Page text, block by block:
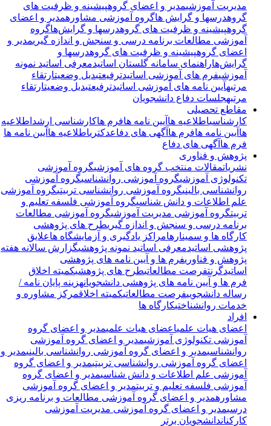
مدیریت آموزشیمدیر و اعضای گروهپیشینه و ظرفیت های
گروهدرسها و گرایش هاگروه آموزشی مشاوره مدیر و اعضای
گروهپیشینه و ظرفیت های گروهدرسها و گرایش‌هاگروه
آموزشی مطالعات برنامه درسی و سنجش و اندازه گیریمدیر و
اعضای گروهپیشینه و ظرفیت های گروهدرسها و
گرایش‌هاراهنمای سامانه گلستان اساتیدمعرفی اساتید نمونه
آموزشیفرم های آموزشی اساتیدترفیعتبدیل وضعیتارتقاء
مرتبهآیین نامه های آموزشی اساتیدترفیعتبدیل وضعیتارتقاء
مرتبهجلسات دفاع دانشجویان
مقاطع تحصیلی
کارشناسیاطلاعیه هاآیین نامه هافرم هاکارشناسی ارشداطلاعیه
هاآیین نامه هافرم هاآگهی های دفاعدکتریاطلاعیه هاآیین نامه ها
فرم هاآگهی های دفاع
پژوهش و فناوری
نشریاتمقالات منتخب گروه های آموزشیگروه آموزشی
تکنولوژی آموزشیگروه آموزشی روانشناسیگروه آموزشی
روانشناسی بالینیگروه آموزشی روانشناسی تربیتیگروه آموزشی
علم اطلاعات و دانش شناسیگروه آموزشی فلسفه تعلیم و
تربیتگروه آموزشی مدیریت آموزشیگروه آموزشی مطالعات
برنامه درسی و سنجش و اندازه گیریطرح های پژوهشی
کارگاه ها و سمینارهامراکز یادگیری و آزمایشگاه هاعلایق
پژوهشی اساتیدمعرفی اساتید نمونه پژوهشیگزارش سالانه هفته
پژوهش و فناوریفرم ها و آیین نامه های پژوهشی
اساتیدگرنت فرصت مطالعاتیطرح های پژوهشیکمیته اخلاق
فرم ها و آیین نامه های پژوهشی دانشجویانهزینه پایان نامه /
رساله دانشجوییفرصت مطالعاتیکمیته اخلاقمرکز مشاوره و
خدمات روانشناختیکارگاه ها
افراد
اعضای هیات علمیاعضای هیات علمیمدیر و اعضای گروه
آموزشی تکنولوژی آموزشیمدیر و اعضای گروه آموزشی
روانشناسیمدیر و اعضای گروه آموزشی روانشناسی بالینیمدیر و
اعضای گروه آموزشی روانشناسی تربیتیمدیر و اعضای گروه
آموزشی علم اطلاعات و دانش شناسیمدیر و اعضای گروه
آموزشی فلسفه تعلیم و تربیتمدیر و اعضای گروه آموزشی
مشاوره مدیر و اعضای گروه آموزشی مطالعات و برنامه ریزی
درسیمدیر و اعضای گروه آموزشی مدیریت آموزشی
کارکناندانشجویان برتر